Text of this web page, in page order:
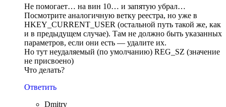
Не помогает… на вин 10… и запятую убрал…
Посмотрите аналогичную ветку реестра, но уже в
HKEY_CURRENT_USER (остальной путь такой же, как
и в предыдущем случае). Там не должно быть указанных
параметров, если они есть — удалите их.
Но тут неудаляемый (по умолчанию) REG_SZ (значение
не присвоено)
Что делать?
Ответить
Dmitry